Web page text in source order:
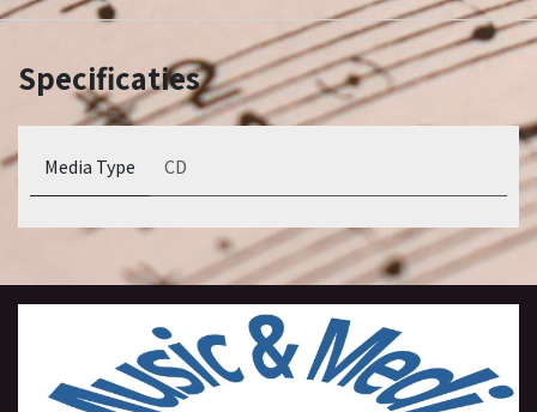
Specificaties
Media Type CD